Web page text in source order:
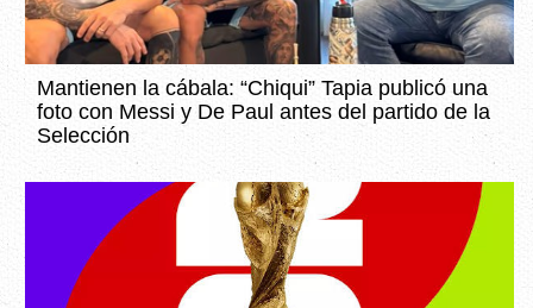
Mantienen la cábala: “Chiqui” Tapia publicó una
foto con Messi y De Paul antes del partido de la
Selección